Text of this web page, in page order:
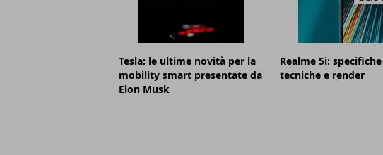
Tesla: le ultime novità per la
mobility smart presentate da
Elon Musk
Realme 5i: specifiche
tecniche e render